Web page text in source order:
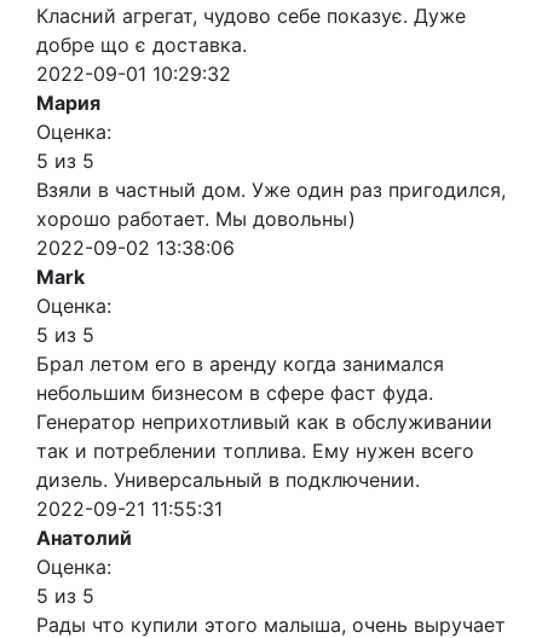
Класний агрегат, чудово себе показує. Дуже
добре що є доставка.
2022-09-01 10:29:32
Мария
Оценка:
5 из 5
Взяли в частный дом. Уже один раз пригодился,
хорошо работает. Мы довольны)
2022-09-02 13:38:06
Mark
Оценка:
5 из 5
Брал летом его в аренду когда занимался
небольшим бизнесом в сфере фаст фуда.
Генератор неприхотливый как в обслуживании
так и потреблении топлива. Ему нужен всего
дизель. Универсальный в подключении.
2022-09-21 11:55:31
Анатолий
Оценка:
5 из 5
Рады что купили этого малыша, очень выручает